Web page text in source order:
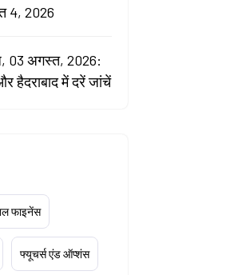
4, 2026
03 अगस्त, 2026:
हैदराबाद में दरें जांचें
फाइनेंस
फ्यूचर्स एंड ऑप्शंस